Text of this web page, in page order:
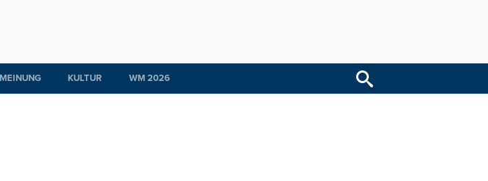
MEINUNG KULTUR WM 2026